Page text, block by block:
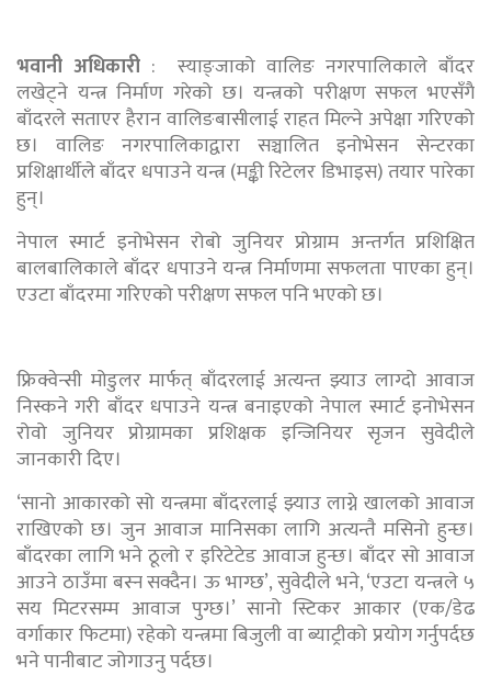
भवानी अधिकारी :
स्याङ्जाको वालिङ नगरपालिकाले बाँदर
लखेट्ने यन्त्र निर्माण गरेको छ। यन्त्रको परीक्षण सफल भएसँगै
बाँदरले सताएर हैरान वालिङबासीलाई राहत मिल्ने अपेक्षा गरिएको
छ। वालिङ नगरपालिकाद्वारा सञ्चालित इनोभेसन सेन्टरका
प्रशिक्षार्थीले बाँदर धपाउने यन्त्र (मङ्की रिटेलर डिभाइस) तयार पारेका
हुन्।
नेपाल स्मार्ट इनोभेसन रोबो जुनियर प्रोग्राम अन्तर्गत प्रशिक्षित
बालबालिकाले बाँदर धपाउने यन्त्र निर्माणमा सफलता पाएका हुन्।
एउटा बाँदरमा गरिएको परीक्षण सफल पनि भएको छ।
फ्रिक्वेन्सी मोडुलर मार्फत् बाँदरलाई अत्यन्त झ्याउ लाग्दो आवाज
निस्कने गरी बाँदर धपाउने यन्त्र बनाइएको नेपाल स्मार्ट इनोभेसन
रोवो जुनियर प्रोग्रामका प्रशिक्षक इन्जिनियर सृजन सुवेदीले
जानकारी दिए।
‘सानो आकारको सो यन्त्रमा बाँदरलाई झ्याउ लाग्ने खालको आवाज
राखिएको छ। जुन आवाज मानिसका लागि अत्यन्तै मसिनो हुन्छ।
बाँदरका लागि भने ठूलो र इरिटेटेड आवाज हुन्छ। बाँदर सो आवाज
आउने ठाउँमा बस्न सक्दैन। ऊ भाग्छ’, सुवेदीले भने, ‘एउटा यन्त्रले ५
सय मिटरसम्म आवाज पुग्छ।’ सानो स्टिकर आकार (एक/डेढ
वर्गाकार फिटमा) रहेको यन्त्रमा बिजुली वा ब्याट्रीको प्रयोग गर्नुपर्दछ
भने पानीबाट जोगाउनु पर्दछ।